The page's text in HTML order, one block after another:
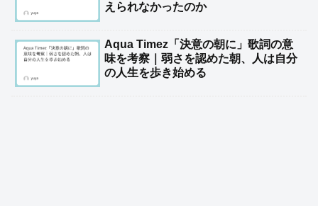
えられなかったのか
Aqua Timez「決意の朝に」歌詞の意
味を考察｜弱さを認めた朝、人は自分
の人生を歩き始める